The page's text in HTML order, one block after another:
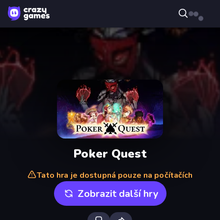
Poker Quest
Tato hra je dostupná pouze na počítačích
Zobrazit další hry